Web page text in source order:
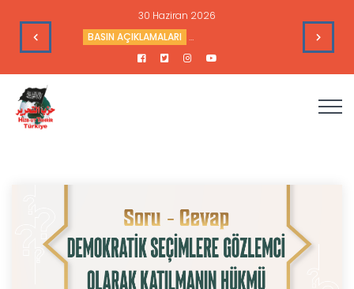
28 Haziran 2026
ABD’nin Çıkarlarına Hizmet Ediyor
SİYASİ ANALİZLER Sudan’daki Durum ve